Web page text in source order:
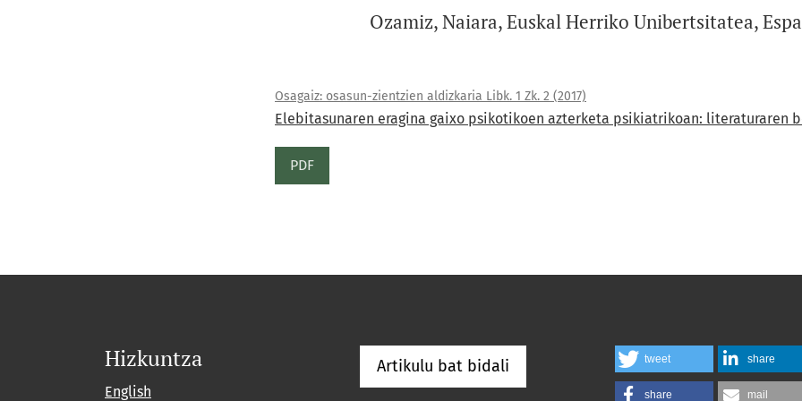
Ozamiz, Naiara, Euskal Herriko Unibertsitatea,
Osagaiz: osasun-zientzien aldizkaria Libk. 1 Zk. 2 (2017)
Elebitasunaren eragina gaixo psikotikoen azterketa psikiatrikoan: literaturaren
PDF
Hizkuntza
English
Artikulu bat bidali tweet share
share mail